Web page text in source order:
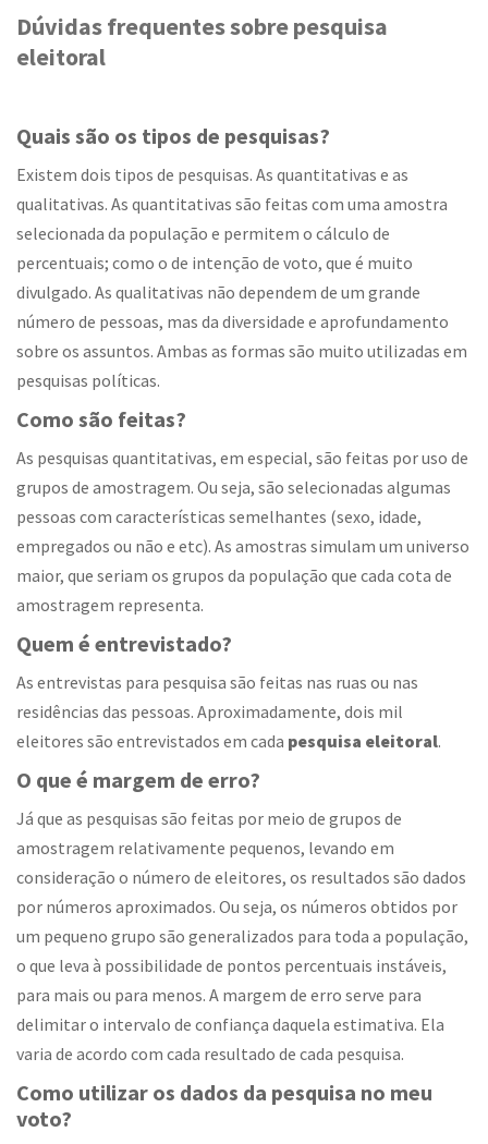
Dúvidas frequentes sobre pesquisa
eleitoral
Quais são os tipos de pesquisas?
Existem dois tipos de pesquisas. As quantitativas e as
qualitativas. As quantitativas são feitas com uma amostra
selecionada da população e permitem o cálculo de
percentuais; como o de intenção de voto, que é muito
divulgado. As qualitativas não dependem de um grande
número de pessoas, mas da diversidade e aprofundamento
sobre os assuntos. Ambas as formas são muito utilizadas em
pesquisas políticas.
Como são feitas?
As pesquisas quantitativas, em especial, são feitas por uso de
grupos de amostragem. Ou seja, são selecionadas algumas
pessoas com características semelhantes (sexo, idade,
empregados ou não e etc). As amostras simulam um universo
maior, que seriam os grupos da população que cada cota de
amostragem representa.
Quem é entrevistado?
As entrevistas para pesquisa são feitas nas ruas ou nas
residências das pessoas. Aproximadamente, dois mil
eleitores são entrevistados em cada pesquisa eleitoral.
O que é margem de erro?
Já que as pesquisas são feitas por meio de grupos de
amostragem relativamente pequenos, levando em
consideração o número de eleitores, os resultados são dados
por números aproximados. Ou seja, os números obtidos por
um pequeno grupo são generalizados para toda a população,
o que leva à possibilidade de pontos percentuais instáveis,
para mais ou para menos. A margem de erro serve para
delimitar o intervalo de confiança daquela estimativa. Ela
varia de acordo com cada resultado de cada pesquisa.
Como utilizar os dados da pesquisa no meu
voto?